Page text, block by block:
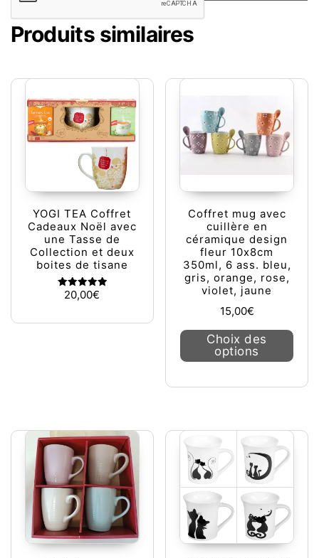
Produits similaires
YOGI TEA Coffret
Cadeaux Noël avec
une Tasse de
Collection et deux
boites de tisane
Note
5.00
20,00€
Coffret mug avec
cuillère en
céramique design
fleur 10x8cm
350ml, 6 ass. bleu,
gris, orange, rose,
violet, jaune
15,00€
Choix des
options